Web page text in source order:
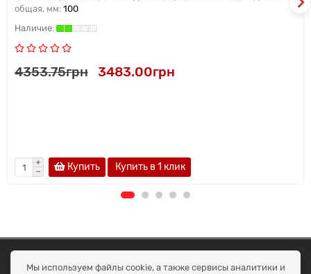
общая, мм: 100
4353.75грн 3483.00грн
Купить Купить в 1 клик
ОКЕАН ТРЕЙД
Договір публичної оферти
Мы используем файлы cookie, а также сервисы аналитики и